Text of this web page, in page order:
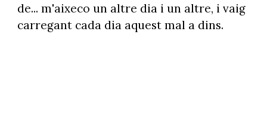
de... m'aixeco un altre dia i un altre, i vaig
carregant cada dia aquest mal a dins.